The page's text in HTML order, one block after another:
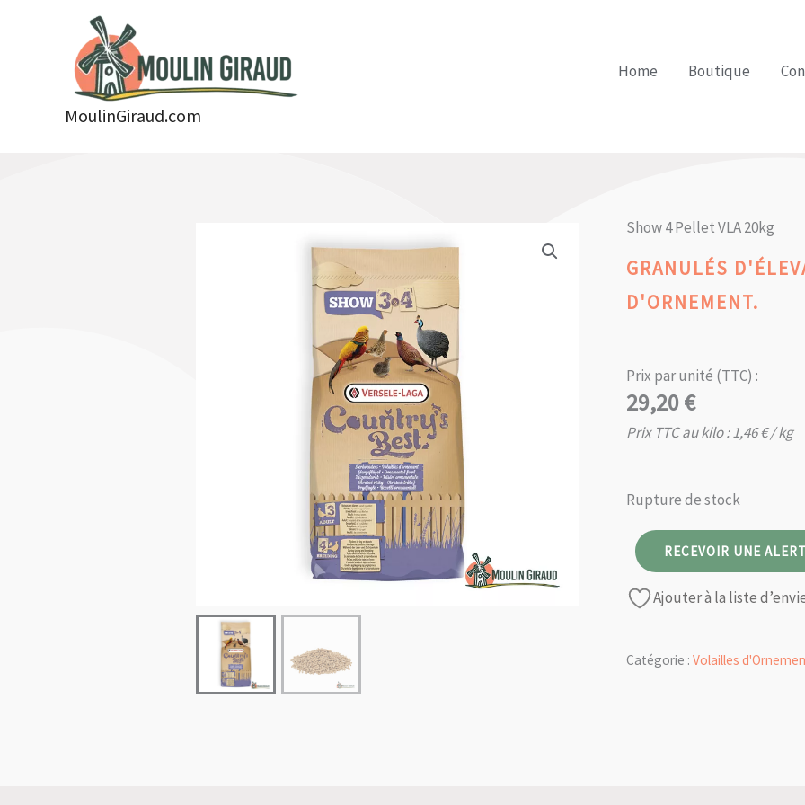
MoulinGiraud.com
Home Boutique
Show 4 Pellet VLA 20kg
GRANULÉS
D'ORNEMENT.
Prix par unité (TTC) :
29,20€
Prix TTC au kilo :1,46€/ kg
Rupture de stock
RECEVOIR UNE
Ajouter à la liste
Catégorie :Volailles